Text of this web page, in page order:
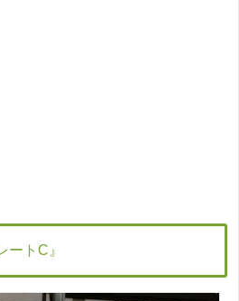
ートC』